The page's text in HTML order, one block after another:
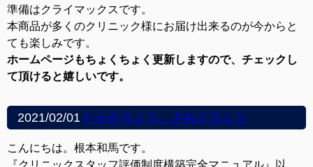
準備はクライマックスです。
本商品が多くのクリニック様にお届け出来るのが今からと
ても楽しみです。
ホームページもちょくちょく更新しますので、チェックし
て頂けると嬉しいです。
2021/02/01 たかが５ミリ、されど５ミリ
こんにちは。根本和馬です。